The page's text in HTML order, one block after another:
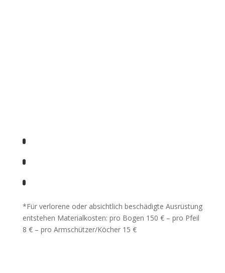
*Für verlorene oder absichtlich beschädigte Ausrüstung
entstehen Materialkosten: pro Bogen 150 € – pro Pfeil
8 € – pro Armschützer/Köcher 15 €